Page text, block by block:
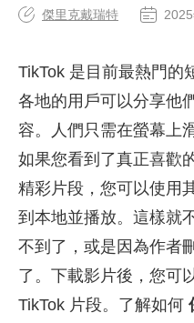
傑里克戴瑞特
TikTok 是目前最熱門的
各地的用戶可以分享他
容。人們只需在螢幕上
如果您看到了真正喜歡
精彩片段，您可以使用
到本地並播放。這樣就
不到了，或是因為作者
了。下載影片後，您可
TikTok 片段。了解如何